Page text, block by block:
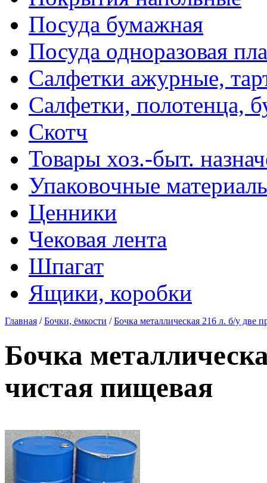
Посуда бумажная
Посуда одноразовая
Салфетки ажурные,
Салфетки, полотенца,
Скотч
Товары хоз.-быт.
Упаковочные
Ценники
Чековая лента
Шпагат
Ящики, коробки
Главная /Бочки, ёмкости /Бочка металлическая 216 л. б/у две
Бочка
чистая пищевая